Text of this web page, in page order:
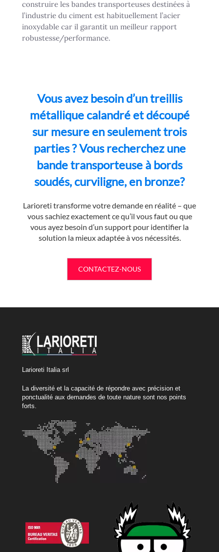
construire les bandes transporteuses destinées à
l’industrie du ciment est habituellement l’acier
inoxydable car il garantit un meilleur rapport
robustesse/performance.
Vous avez besoin d’un treillis
métallique calandré et découpé
sur mesure en seulement trois
parties ? Vous recherchez une
bande transporteuse à bords
soudés, curviligne, en bronze?
Larioreti transforme votre demande en réalité – que
vous sachiez exactement ce qu’il vous faut ou que
vous ayez besoin d’un support pour identifier la
solution la mieux adaptée à vos nécessités.
CONTACTEZ-NOUS
Larioreti Italia srl
La diversité et la capacité de répondre avec précision et
ponctualité aux demandes de toute nature sont nos points
forts.